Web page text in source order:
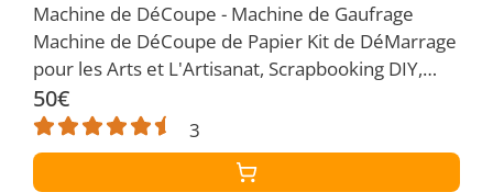
Machine de DéCoupe - Machine de Gaufrage
Machine de DéCoupe de Papier Kit de DéMarrage
pour les Arts et L'Artisanat, Scrapbooking DIY,
Fabrication de Cartes et DéCorations pour la
Maison
50€
3